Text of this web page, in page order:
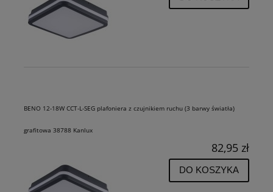
BENO 12-18W CCT-L-SEG plafoniera z czujnikiem ruchu (3 barwy światła)
grafitowa 38788 Kanlux
82,95 zł
DO KOSZYKA